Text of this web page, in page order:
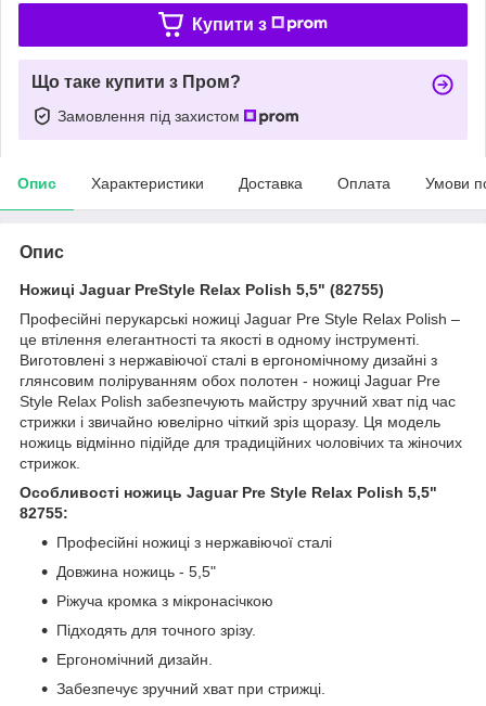
Купити з
Що таке купити з Пром?
Замовлення під захистом
Опис Характеристики Доставка Оплата Умови
Опис
Ножиці Jaguar PreStyle Relax Polish 5,5" (82755)
Професійні перукарські ножиці Jaguar Pre Style Relax Polish –
це втілення елегантності та якості в одному інструменті.
Виготовлені з нержавіючої сталі в ергономічному дизайні з
глянсовим поліруванням обох полотен - ножиці Jaguar Pre
Style Relax Polish забезпечують майстру зручний хват під час
стрижки і звичайно ювелірно чіткий зріз щоразу. Ця модель
ножиць відмінно підійде для традиційних чоловічих та жіночих
стрижок.
Особливості ножиць Jaguar Pre Style Relax Polish 5,5"
82755:
Професійні ножиці з нержавіючої сталі
Довжина ножиць - 5,5"
Ріжуча кромка з мікронасічкою
Підходять для точного зрізу.
Ергономічний дизайн.
Забезпечує зручний хват при стрижці.